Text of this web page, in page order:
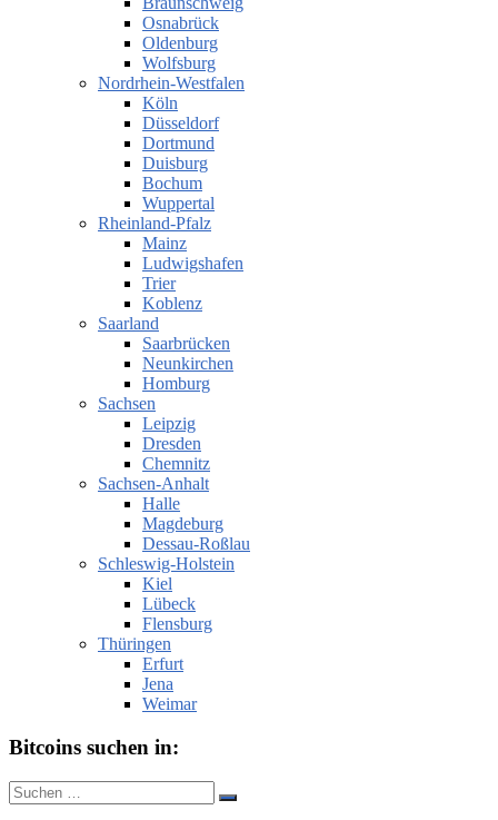
Osnabrück
Oldenburg
Wolfsburg
Nordrhein-Westfalen
Köln
Düsseldorf
Dortmund
Duisburg
Bochum
Wuppertal
Rheinland-Pfalz
Mainz
Ludwigshafen
Trier
Koblenz
Saarland
Saarbrücken
Neunkirchen
Homburg
Sachsen
Leipzig
Dresden
Chemnitz
Sachsen-Anhalt
Halle
Magdeburg
Dessau-Roßlau
Schleswig-Holstein
Kiel
Lübeck
Flensburg
Thüringen
Erfurt
Jena
Weimar
Bitcoins suchen in:
Suche
nach:
Suchen